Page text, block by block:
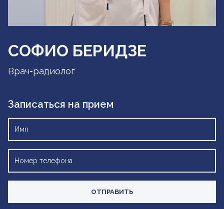
СОФИО БЕРИДЗЕ
Врач-радиолог
Записаться на прием